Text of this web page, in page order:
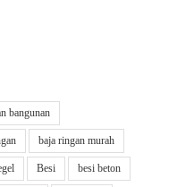
bangunan
baja ringan murah
Besi besi beton